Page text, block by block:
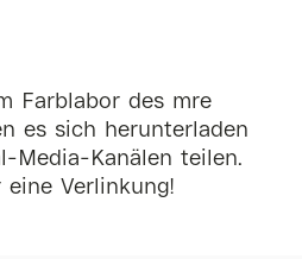
Farblabor des mre
es sich herunterladen
Media-Kanälen teilen.
Verlinkung!